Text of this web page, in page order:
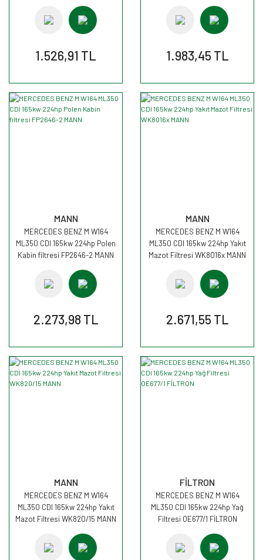
1.526,91 TL 1.983,45 TL
MANN
MERCEDES BENZ M W164
ML350 CDI 165kw 224hp Polen
Kabin filtresi FP2646-2 MANN
2.273,98 TL
MANN
MERCEDES BENZ M W164
ML350 CDI 165kw 224hp Yakıt
Mazot Filtresi WK8016x MANN
2.671,55 TL
MANN
MERCEDES BENZ M W164
ML350 CDI 165kw 224hp Yakıt
Mazot Filtresi WK820/15 MANN
FİLTRON
MERCEDES BENZ M W164
ML350 CDI 165kw 224hp Yağ
Filtresi OE677/1 FİLTRON